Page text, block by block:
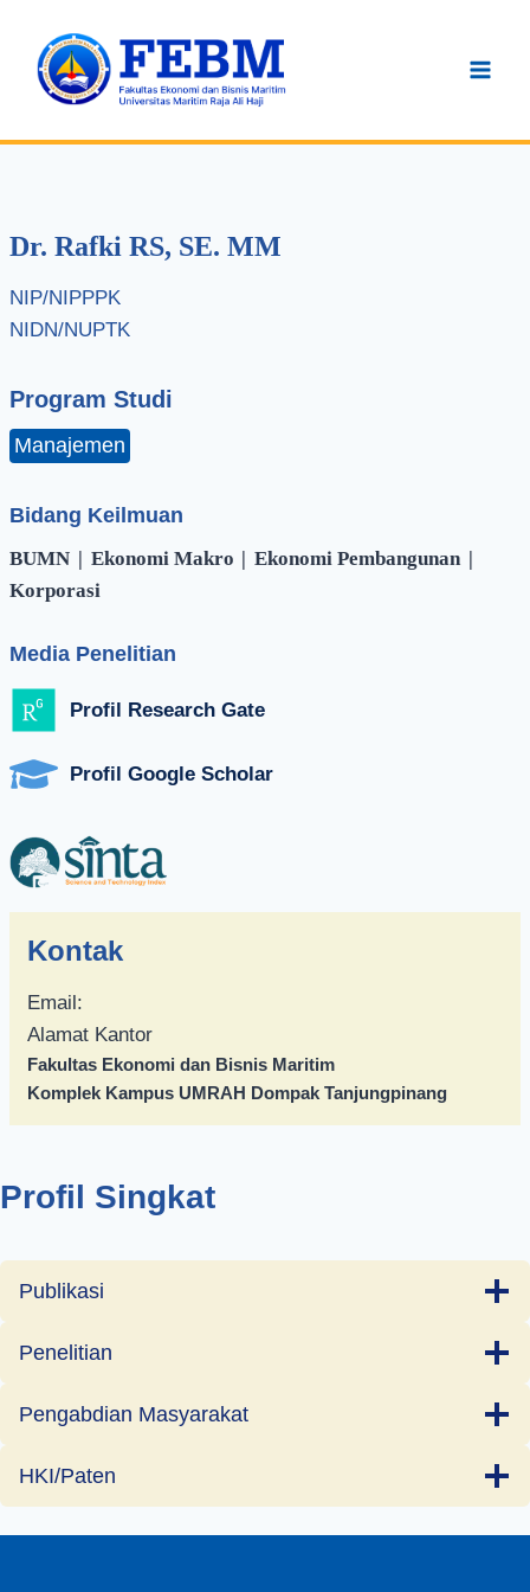
content
Dr. Rafki RS, SE. MM
NIP/NIPPPK
NIDN/NUPTK
Program Studi
Manajemen
Bidang Keilmuan
BUMN | Ekonomi Makro | Ekonomi Pembangunan |
Korporasi
Media Penelitian
Profil Research Gate
Profil Google Scholar
Kontak
Email:
Alamat Kantor
Fakultas Ekonomi dan Bisnis Maritim
Komplek Kampus UMRAH Dompak Tanjungpinang
Profil Singkat
Publikasi
Penelitian
Pengabdian Masyarakat
HKI/Paten